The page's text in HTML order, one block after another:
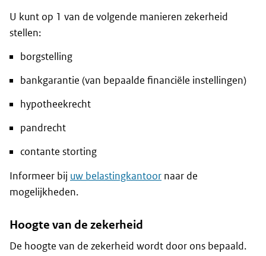
U kunt op 1 van de volgende manieren zekerheid
stellen:
borgstelling
bankgarantie (van bepaalde financiële instellingen)
hypotheekrecht
pandrecht
contante storting
Informeer bij uw belastingkantoor naar de
mogelijkheden.
Hoogte van de zekerheid
De hoogte van de zekerheid wordt door ons bepaald.